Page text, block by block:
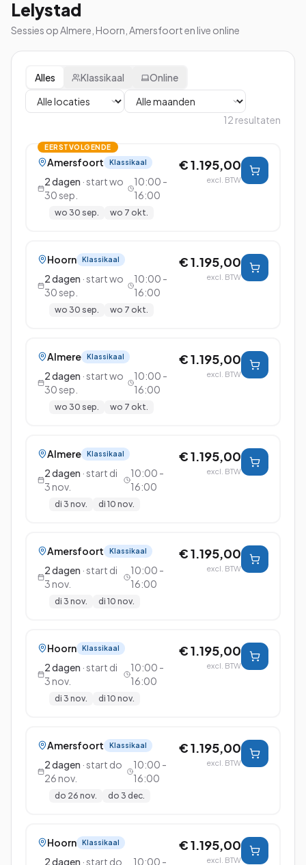
Lelystad
Sessies op Almere, Hoorn, Amersfoort en live online
Alles Klassikaal Online
12 resultaten
EERSTVOLGENDE
Amersfoort Klassikaal
2dagen · startwo
30 sep.
10:00 -
16:00
wo 30 sep. wo 7 okt.
€ 1.195,00
excl. BTW
Hoorn Klassikaal
2dagen · startwo
30 sep.
10:00 -
16:00
wo 30 sep. wo 7 okt.
€ 1.195,00
excl. BTW
Almere Klassikaal
2dagen · startwo
30 sep.
10:00 -
16:00
wo 30 sep. wo 7 okt.
€ 1.195,00
excl. BTW
Almere Klassikaal
2dagen · start di
3 nov.
10:00 -
16:00
di 3 nov. di 10 nov.
€ 1.195,00
excl. BTW
Amersfoort Klassikaal
2dagen · start di
3 nov.
10:00 -
16:00
di 3 nov. di 10 nov.
€ 1.195,00
excl. BTW
Hoorn Klassikaal
2dagen · start di
3 nov.
10:00 -
16:00
di 3 nov. di 10 nov.
€ 1.195,00
excl. BTW
Amersfoort Klassikaal
2dagen · start do
26 nov.
10:00 -
16:00
do 26 nov. do 3 dec.
€ 1.195,00
excl. BTW
Hoorn Klassikaal
2dagen · start do 10:00 -
€ 1.195,00
excl. BTW